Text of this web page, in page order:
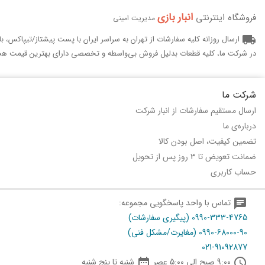
فروشگاه اینترنتی انبار بازی‌ مدیریت امینی
local_shipping ارسال روزانه کلیه سفارشات از تهران به سراسر ایران با پست پیشتاز/
در شرکت ما، کلیه قطعات بدلیل فروش بی‌واسطه و تخصصی دارای بهترین قیمت
شرکت ما
ارسال مستقیم سفارشات از انبار شرکت
درباره‌ی ما
تضمین کیفیت، اصل بودن کالا
ضمانت تعویض تا 3 روز پس از تحویل
حساب کاربری
chat تماس با واحد پاسخگویی مجموعه:
0990-333-4765 (پیگیری سفارشات)
0990-68000-90 (مغایرت/مشکل فنی)
021-91092877
شنبه تا پنج شنبه